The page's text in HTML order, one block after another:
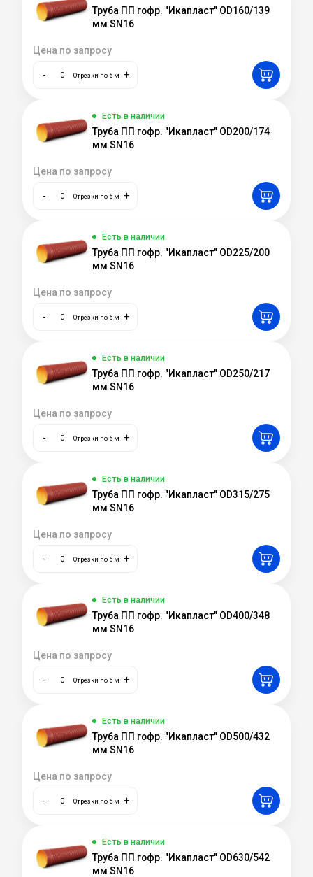
Труба ПП гофр. "Икапласт" OD160/139
мм SN16
Цена по запросу
- Отрезки по 6 м +
Есть в наличии
Труба ПП гофр. "Икапласт" OD200/174
мм SN16
Цена по запросу
- Отрезки по 6 м +
Есть в наличии
Труба ПП гофр. "Икапласт" OD225/200
мм SN16
Цена по запросу
- Отрезки по 6 м +
Есть в наличии
Труба ПП гофр. "Икапласт" OD250/217
мм SN16
Цена по запросу
- Отрезки по 6 м +
Есть в наличии
Труба ПП гофр. "Икапласт" OD315/275
мм SN16
Цена по запросу
- Отрезки по 6 м +
Есть в наличии
Труба ПП гофр. "Икапласт" OD400/348
мм SN16
Цена по запросу
- Отрезки по 6 м +
Есть в наличии
Труба ПП гофр. "Икапласт" OD500/432
мм SN16
Цена по запросу
- Отрезки по 6 м +
Есть в наличии
Труба ПП гофр. "Икапласт" OD630/542
мм SN16